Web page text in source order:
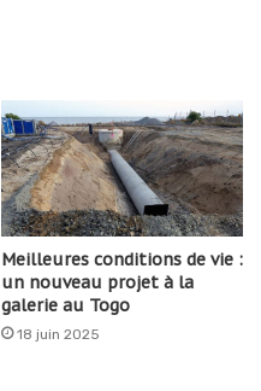
Meilleures conditions de vie :
un nouveau projet à la
galerie au Togo
18 juin 2025